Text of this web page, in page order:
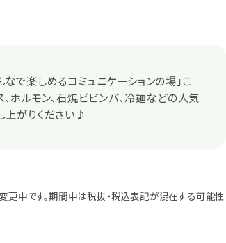
で楽しめるコミュニケーションの場」こ
ホルモン、石焼ビビンバ、冷麺などの人気
上がりください♪
中です。期間中は税抜・税込表記が混在する可能性